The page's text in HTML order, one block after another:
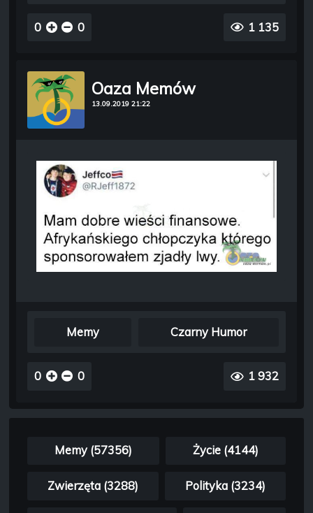
0 0 1 135
Oaza Memów
13.09.2019 21:22
Memy Czarny Humor
0 0 1 932
Memy (57356) Życie (4144)
Zwierzęta (3288) Polityka (3234)